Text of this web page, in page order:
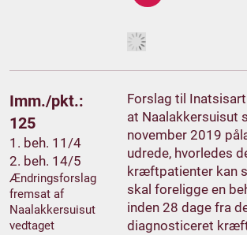
Imm./pkt.:
125
1. beh. 11/4
2. beh. 14/5
Ændringsforslag
fremsat af
Naalakkersuisut
vedtaget
Forslag til
at Naalakkersuisut
november 2019
udrede, hvorledes
kræftpatienter kan
skal foreligge en
inden 28 dage fra
diagnosticeret